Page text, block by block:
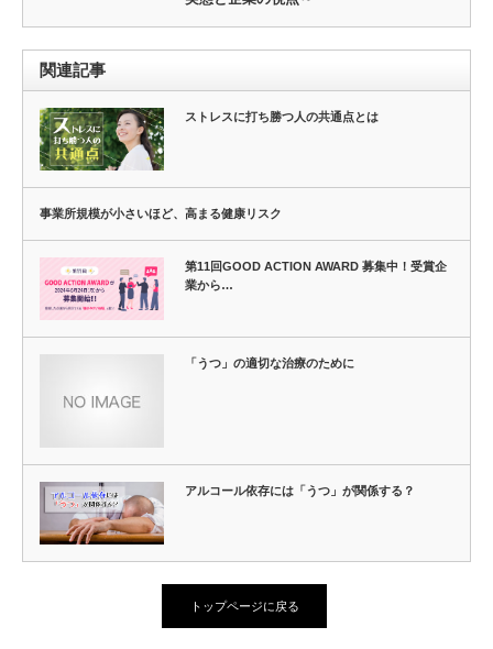
関連記事
ストレスに打ち勝つ人の共通点とは
事業所規模が小さいほど、高まる健康リスク
第11回GOOD ACTION AWARD 募集中！受賞企
業から…
「うつ」の適切な治療のために
アルコール依存には「うつ」が関係する？
トップページに戻る